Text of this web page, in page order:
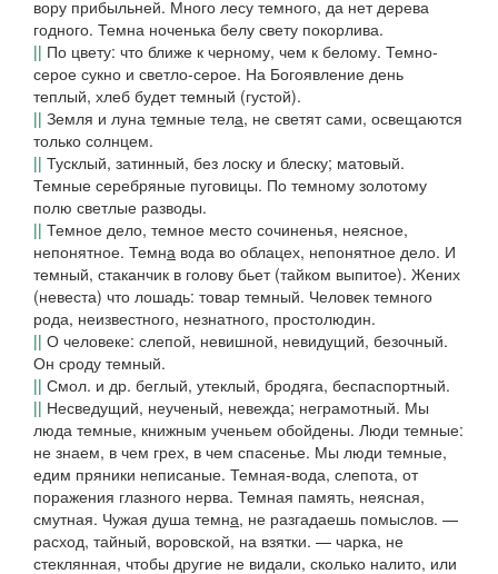
вору прибыльней. Много лесу темного, да нет дерева
годного. Темна ноченька белу свету покорлива.
|| По цвету: что ближе к черному, чем к белому. Темно-
серое сукно и светло-серое. На Богоявление день
теплый, хлеб будет темный (густой).
|| Земля и луна темные тела, не светят сами, освещаются
только солнцем.
|| Тусклый, затинный, без лоску и блеску; матовый.
Темные серебряные пуговицы. По темному золотому
полю светлые разводы.
|| Темное дело, темное место сочиненья, неясное,
непонятное. Темна вода во облацех, непонятное дело. И
темный, стаканчик в голову бьет(тайком выпитое). Жених
(невеста) что лошадь: товар темный. Человек темного
рода, неизвестного, незнатного, простолюдин.
|| О человеке: слепой, невишной, невидущий, безочный.
Он сроду темный.
|| Смол. и др. беглый, утеклый, бродяга, беспаспортный.
|| Несведущий, неученый, невежда; неграмотный. Мы
люда темные, книжным ученьем обойдены. Люди темные:
не знаем, в чем грех, в чем спасенье. Мы люди темные,
едим пряники неписаные. Темная-вода, слепота, от
поражения глазного нерва. Темная память, неясная,
смутная. Чужая душа темна, не разгадаешь помыслов. —
расход, тайный, воровской, на взятки. — чарка, не
стеклянная, чтобы другие не видали, сколько налито, или